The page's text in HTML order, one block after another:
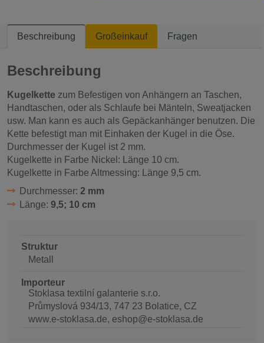
Beschreibung Großeinkauf Fragen
Beschreibung
Kugelkette zum Befestigen von Anhängern an Taschen,
Handtaschen, oder als Schlaufe bei Mänteln, Sweatjacken
usw. Man kann es auch als Gepäckanhänger benutzen. Die
Kette befestigt man mit Einhaken der Kugel in die Öse.
Durchmesser der Kugel ist 2 mm.
Kugelkette in Farbe Nickel: Länge 10 cm.
Kugelkette in Farbe Altmessing: Länge 9,5 cm.
Durchmesser: 2 mm
Länge: 9,5; 10 cm
Struktur
Metall
Importeur
Stoklasa textilní galanterie s.r.o.
Průmyslová 934/13, 747 23 Bolatice, CZ
www.e-stoklasa.de, eshop@e-stoklasa.de